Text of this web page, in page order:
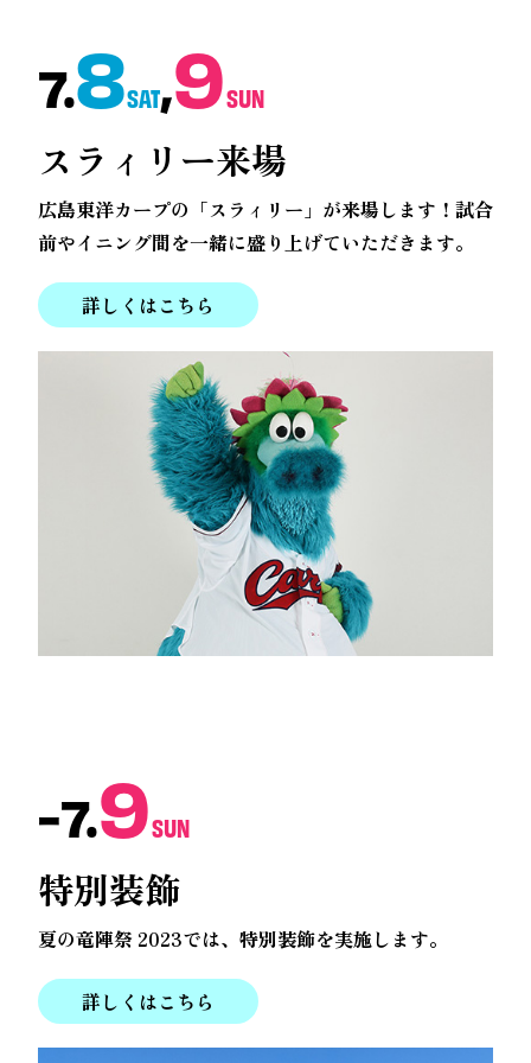
7.8SAT,9SUN
スラィリー来場
広島東洋カープの「スラィリー」が来場します！ 試合
前やイニング間を一緒に盛り上げていただきます。
詳しくはこちら
-7.9SUN
特別装飾
夏の竜陣祭 2023では、特別装飾を実施します。
詳しくはこちら